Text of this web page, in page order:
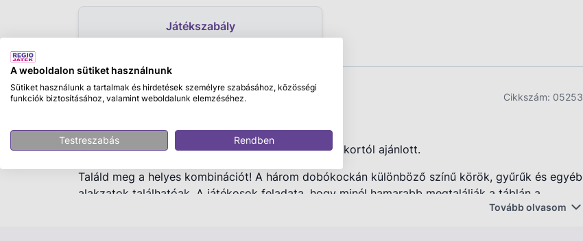
Játékszabály
Leírás Cikkszám: 05253
Játékosok száma: 2-6 játékos,Korosztály:5 éves kortól ajánlott.
Találd meg a helyes kombinációt! A három dobókockán különböző színű körök, gyűrűk és egyéb
alakzatok találhatóak. A játékosok feladata, hogy minél hamarabb megtalálják a táblán a
kockákkal dobott kombinációt. Az nyer, aki a többieket megelőzve fel tudja rakni a korongjait a
Tovább olvasom
A weboldalon sütiket használnunk
Sütiket használunk a tartalmak és hirdetések személyre szabásához, közösségi
funkciók biztosításához, valamint weboldalunk elemzéséhez.
Testreszabás Rendben